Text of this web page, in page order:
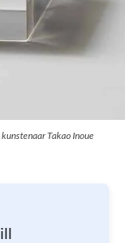
Takao Inoue